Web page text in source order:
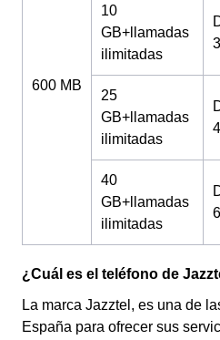
600 MB
10
GB+llamadas
ilimitadas
25
GB+llamadas
ilimitadas
40
GB+llamadas
ilimitadas
¿Cuál es el teléfono de
La marca Jazztel, es una de
España para ofrecer sus